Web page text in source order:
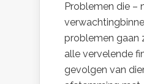
Problemen die –
problemen gaan
alle vervelende
gevolgen van